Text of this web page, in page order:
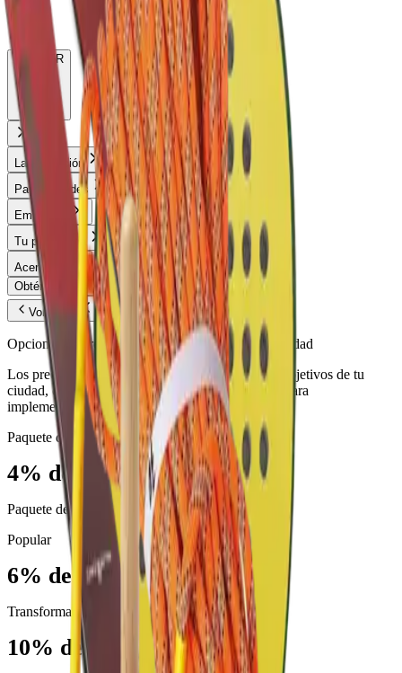
🇫🇷 FR
La Aplicación
Para ciudades
Empresas
Tu plataforma
Acerca de
Obtén un presupuesto
Prueba gratis
Volver
Opciones de precios simples y flexibles para tu ciudad
Los precios están adaptados a la población y los objetivos de tu
ciudad, con descuentos por volumen disponibles para
implementaciones más grandes.
Paquete de inicio
4% de los hogares
Paquete de expansión
Popular
6% de los hogares
Transformador
10% de los hogares